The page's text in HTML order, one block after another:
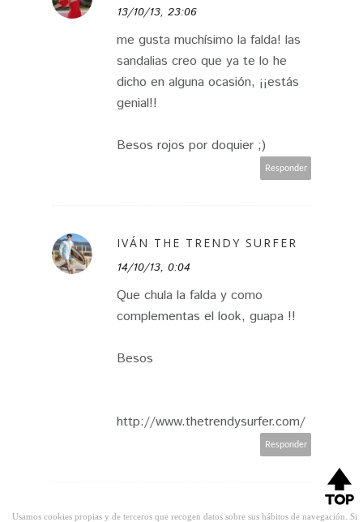
13/10/13, 23:06
me gusta muchísimo la falda! las
sandalias creo que ya te lo he
dicho en alguna ocasión, ¡¡estás
genial!!
Besos rojos por doquier ;)
Responder
IVÁN THE TRENDY SURFER
14/10/13, 0:04
Que chula la falda y como
complementas el look, guapa !!
Besos
http://www.thetrendysurfer.com/
Responder
Usamos cookies propias y de terceros que recogen datos sobre sus hábitos de navegación. Si